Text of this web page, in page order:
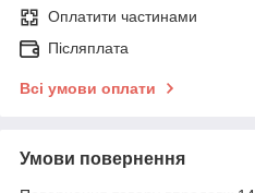
Оплатити частинами
Післяплата
Всі умови оплати
Умови повернення